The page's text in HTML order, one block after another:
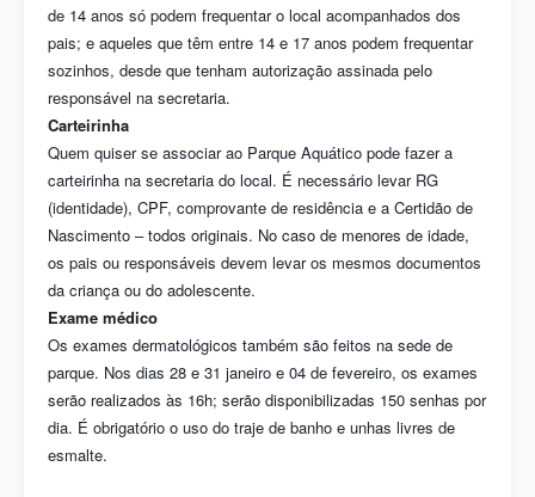
de 14 anos só podem frequentar o local acompanhados dos
pais; e aqueles que têm entre 14 e 17 anos podem frequentar
sozinhos, desde que tenham autorização assinada pelo
responsável na secretaria.
Carteirinha
Quem quiser se associar ao Parque Aquático pode fazer a
carteirinha na secretaria do local. É necessário levar RG
(identidade), CPF, comprovante de residência e a Certidão de
Nascimento – todos originais. No caso de menores de idade,
os pais ou responsáveis devem levar os mesmos documentos
da criança ou do adolescente.
Exame médico
Os exames dermatológicos também são feitos na sede de
parque. Nos dias 28 e 31 janeiro e 04 de fevereiro, os exames
serão realizados às 16h; serão disponibilizadas 150 senhas por
dia. É obrigatório o uso do traje de banho e unhas livres de
esmalte.